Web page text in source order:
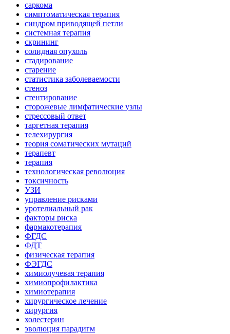
саркома
симптоматическая терапия
синдром приводящей петли
системная терапия
скрининг
солидная опухоль
стадирование
старение
статистика заболеваемости
стеноз
стентирование
сторожевые лимфатические узлы
стрессовый ответ
таргетная терапия
телехирургия
теория соматических мутаций
терапевт
терапия
технологическая революция
токсичность
УЗИ
управление рисками
уротелиальный рак
факторы риска
фармакотерапия
ФГДС
ФДТ
физическая терапия
ФЭГДС
химиолучевая терапия
химиопрофилактика
химиотерапия
хирургическое лечение
хирургия
холестерин
эволюция парадигм